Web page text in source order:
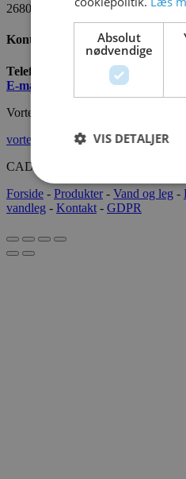
2680 Solrød
Kontakt os
Telefon:
+45 7022 2628
E-mail
info@cado.dk
Vortex International
vortex-intl.com
CADOAQUA® 2022 Alle
Forside - Produkter- Vand og leg -
vandleg - Kontakt - GDPR
Absolut
nødvendige
VIS DETALJER